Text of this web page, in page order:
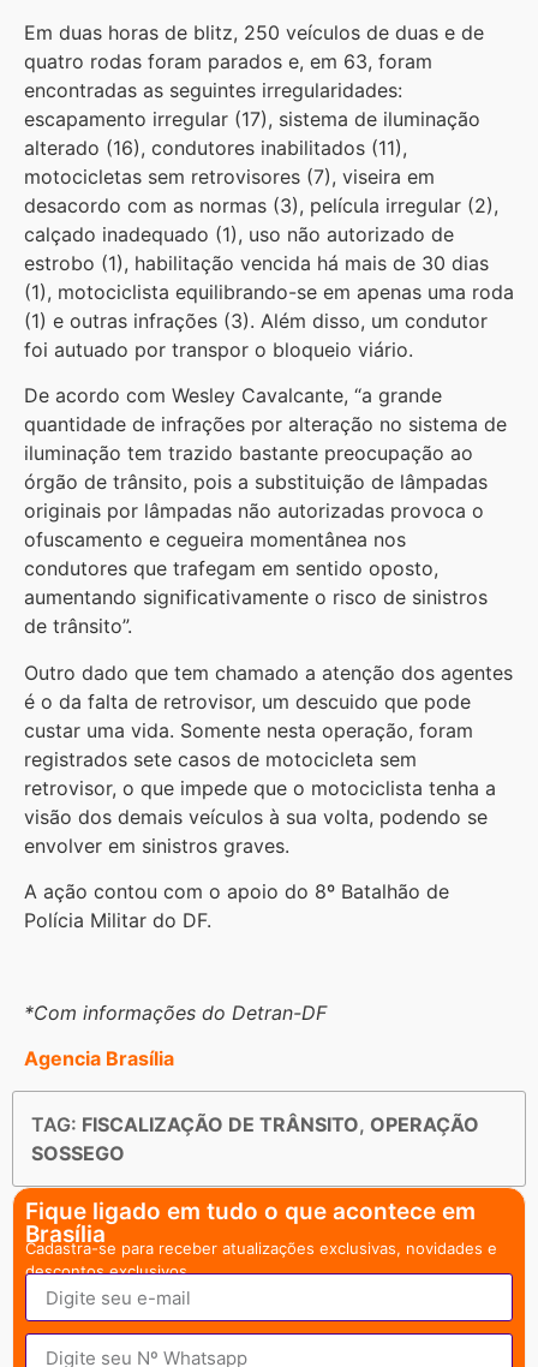
Em duas horas de blitz, 250 veículos de duas e de
quatro rodas foram parados e, em 63, foram
encontradas as seguintes irregularidades:
escapamento irregular (17), sistema de iluminação
alterado (16), condutores inabilitados (11),
motocicletas sem retrovisores (7), viseira em
desacordo com as normas (3), película irregular (2),
calçado inadequado (1), uso não autorizado de
estrobo (1), habilitação vencida há mais de 30 dias
(1), motociclista equilibrando-se em apenas uma roda
(1) e outras infrações (3). Além disso, um condutor
foi autuado por transpor o bloqueio viário.
De acordo com Wesley Cavalcante, “a grande
quantidade de infrações por alteração no sistema de
iluminação tem trazido bastante preocupação ao
órgão de trânsito, pois a substituição de lâmpadas
originais por lâmpadas não autorizadas provoca o
ofuscamento e cegueira momentânea nos
condutores que trafegam em sentido oposto,
aumentando significativamente o risco de sinistros
de trânsito”.
Outro dado que tem chamado a atenção dos agentes
é o da falta de retrovisor, um descuido que pode
custar uma vida. Somente nesta operação, foram
registrados sete casos de motocicleta sem
retrovisor, o que impede que o motociclista tenha a
visão dos demais veículos à sua volta, podendo se
envolver em sinistros graves.
A ação contou com o apoio do 8º Batalhão de
Polícia Militar do DF.
*Com informações do Detran-DF
Agencia Brasília
TAG: FISCALIZAÇÃO DE TRÂNSITO, OPERAÇÃO
SOSSEGO
Fique ligado em tudo o que acontece em
Brasília
Cadastra-se para receber atualizações exclusivas, novidades e
descontos exclusivos.